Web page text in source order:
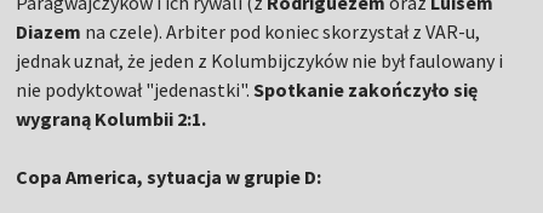
Diazem na czele). Arbiter pod koniec skorzystał z VAR-u,
jednak uznał, że jeden z Kolumbijczyków nie był faulowany i
nie podyktował "jedenastki". Spotkanie zakończyło się
wygraną Kolumbii 2:1.
Copa America, sytuacja w grupie D: